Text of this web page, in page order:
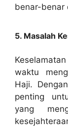
benar-benar
5. Masalah
waktu
Haji.
penting
yang